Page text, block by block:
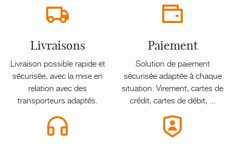
Livraisons
Livraison possible rapide et
sécurisée, avec la mise en
relation avec des
transporteurs adaptés.
Paiement
Solution de paiement
sécurisée adaptée à chaque
situation. Virement, cartes de
crédit, cartes de débit, ...